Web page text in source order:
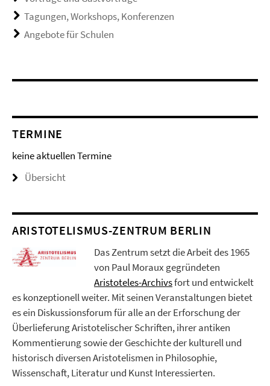
Tagungen, Workshops, Konferenzen
Angebote für Schulen
TERMINE
keine aktuellen Termine
Übersicht
ARISTOTELISMUS-ZENTRUM BERLIN
Das Zentrum setzt die Arbeit des 1965
von Paul Moraux gegründeten
Aristoteles-Archivsfort und entwickelt
es konzeptionell weiter. Mit seinen Veranstaltungen bietet
es ein Diskussionsforum für alle an der Erforschung der
Überlieferung Aristotelischer Schriften, ihrer antiken
Kommentierung sowie der Geschichte der kulturell und
historisch diversen Aristotelismen in Philosophie,
Wissenschaft, Literatur und Kunst Interessierten.